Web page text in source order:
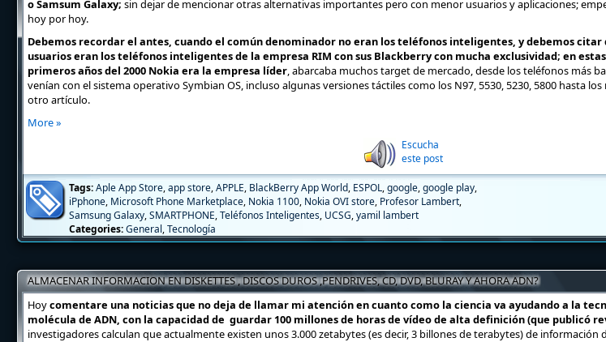
o Samsum Galaxy; sin dejar de mencionar otras alternativas importantes pero con menor usuarios y aplicaciones;
hoy por hoy.
Debemos recordar el antes, cuando el común denominador no eran los teléfonos inteligentes, y debemos
usuarios eran los teléfonos inteligentes de la empresa RIM con sus Blackberry con mucha exclusividad; en
primeros años del 2000 Nokia era la empresa líder, abarcaba muchos target de mercado, desde los teléfonos más
venían con el sistema operativo Symbian OS, incluso algunas versiones táctiles como los N97, 5530, 5230, 5800 hasta
otro artículo.
More »
Escucha
este post
Tags:Aple App Store,app store,APPLE, BlackBerry App World, ESPOL,google,google play,
iPphone, Microsoft Phone Marketplace, Nokia 1100, Nokia OVI store, Profesor Lambert,
Samsung Galaxy,SMARTPHONE,Teléfonos Inteligentes, UCSG,yamil lambert
Categories: General,Tecnología
ALMACENAR INFORMACION EN DISKETTES , DISCOS DUROS ,PENDRIVES, CD, DVD, BLURAY Y AHORA ADN?
Hoycomentare una noticias que no deja de llamar mi atención en cuanto como la ciencia va ayudando a la
molécula de ADN, con la capacidad de guardar 100 millones de horas de vídeo de alta definición (que publicó
investigadores calculan que actualmente existen unos 3.000 zetabytes (es decir, 3 billones de terabytes) de información